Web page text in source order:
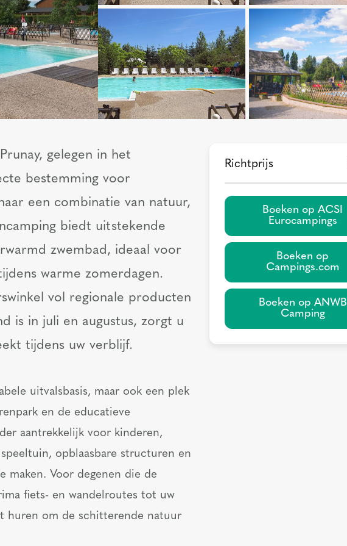
gelegen in het
bestemming voor
een combinatie van natuur,
biedt uitstekende
zwembad, ideaal voor
warme zomerdagen.
vol regionale producten
is in juli en augustus, zorgt u
tijdens uw verblijf.
uitvalsbasis, maar ook een plek
en de educatieve
aantrekkelijk voor kinderen,
opblaasbare structuren en
maken. Voor degenen die de
fiets- en wandelroutes tot uw
huren om de schitterende natuur
Richtprijs
Boeken op ACSI
Eurocampings
Boeken op
Campings.com
Boeken op ANWB
Camping